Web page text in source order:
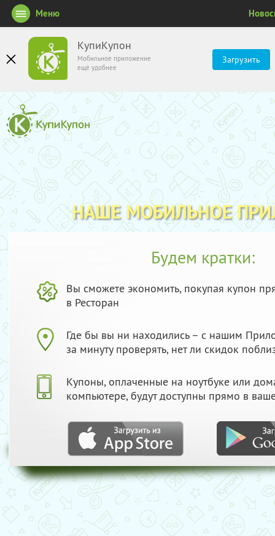
КупиКупон
Мобильное приложение
ещё удобнее
Загрузить
Меню
НАШЕ МОБИЛЬНОЕ
Будем кратки:
Вы сможете экономить, покупая купон
в Ресторан
Где бы вы ни находились – с нашим
за минуту проверять, нет ли скидок
Купоны, оплаченные на ноутбуке или
компьютере, будут доступны прямо в